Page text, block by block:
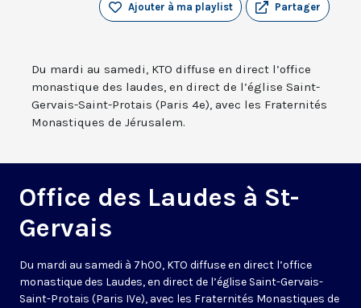
Partager
Ajouter à ma playlist
Du mardi au samedi, KTO diffuse en direct l’office
monastique des laudes, en direct de l’église Saint-
Gervais-Saint-Protais (Paris 4e), avec les Fraternités
Monastiques de Jérusalem.
Office des Laudes à St-
Gervais
Du mardi au samedi à 7h00, KTO diffuse en direct l’office
monastique des Laudes, en direct de l’église Saint-Gervais-
Saint-Protais (Paris IVe), avec les Fraternités Monastiques de